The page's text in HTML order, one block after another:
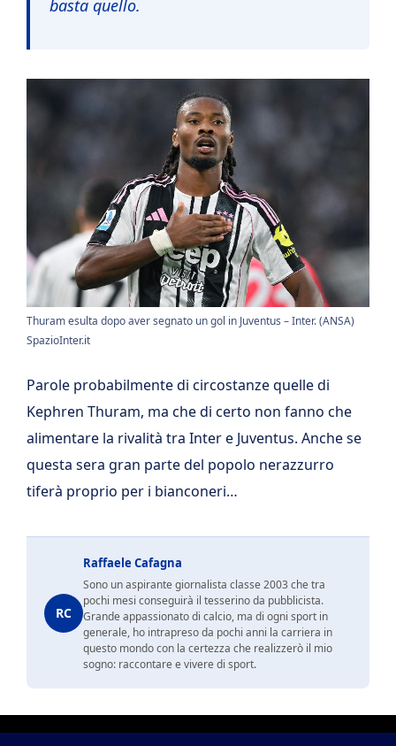
basta quello.
Thuram esulta dopo aver segnato un gol in Juventus – Inter. (ANSA)
SpazioInter.it
Parole probabilmente di circostanze quelle di
Kephren Thuram, ma che di certo non fanno che
alimentare la rivalità tra Inter e Juventus. Anche se
questa sera gran parte del popolo nerazzurro
tiferà proprio per i bianconeri…
RC
Raffaele Cafagna
Sono un aspirante giornalista classe 2003 che tra
pochi mesi conseguirà il tesserino da pubblicista.
Grande appassionato di calcio, ma di ogni sport in
generale, ho intrapreso da pochi anni la carriera in
questo mondo con la certezza che realizzerò il mio
sogno: raccontare e vivere di sport.